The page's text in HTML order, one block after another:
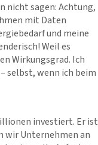
nicht sagen: Achtung,
mit Daten
und meine
Weil es
Wirkungsgrad. Ich
selbst, wenn ich beim
investiert. Er ist
wir Unternehmen an